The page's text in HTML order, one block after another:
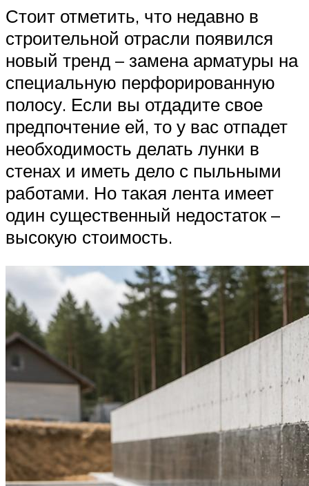
Стоит отметить, что недавно в
строительной отрасли появился
новый тренд – замена арматуры на
специальную перфорированную
полосу. Если вы отдадите свое
предпочтение ей, то у вас отпадет
необходимость делать лунки в
стенах и иметь дело с пыльными
работами. Но такая лента имеет
один существенный недостаток –
высокую стоимость.